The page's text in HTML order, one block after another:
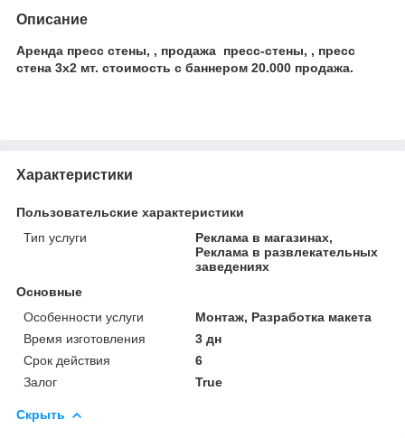
Описание
Аренда пресс стены, , продажа пресс-стены, , пресс
стена 3х2 мт. стоимость с баннером 20.000 продажа.
Характеристики
Пользовательские характеристики
Тип услуги
Реклама в магазинах,
Реклама в развлекательных
заведениях
Основные
Особенности услуги
Монтаж, Разработка макета
Время изготовления
3 дн
Срок действия
6
Залог
True
Скрыть